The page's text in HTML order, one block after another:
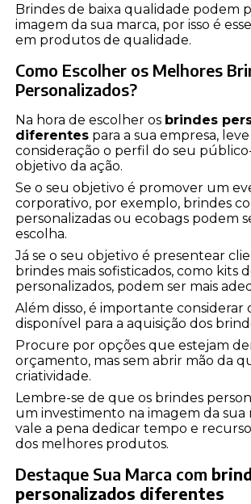
Brindes de baixa qualidade podem
imagem da sua marca, por isso é
em produtos de qualidade.
Como Escolher os Melhores
Personalizados?
Na hora de escolher os brindes
diferentes para a sua empresa,
consideração o perfil do seu
objetivo da ação.
Se o seu objetivo é promover um
corporativo, por exemplo, brindes
personalizadas ou ecobags podem
escolha.
Já se o seu objetivo é presentear
brindes mais sofisticados, como kits
personalizados, podem ser mais
Além disso, é importante considerar
disponível para a aquisição dos
Procure por opções que estejam
orçamento, mas sem abrir mão da
criatividade.
Lembre-se de que os brindes
um investimento na imagem da sua
vale a pena dedicar tempo e
dos melhores produtos.
Destaque Sua Marca com
personalizados diferentes